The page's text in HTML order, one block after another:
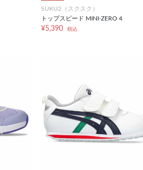
SUKU2（スクスク）
トップスピード MINI-ZERO 4
¥5,390 税込